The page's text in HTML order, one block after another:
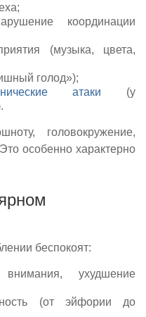
координации
(музыка, цвета,
голод»);
атаки (у
головокружение,
особенно характерно
беспокоят:
ухудшение
(от эйфории до